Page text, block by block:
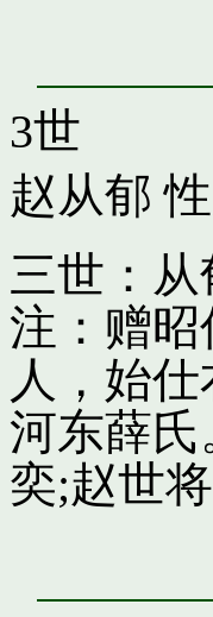
3世
赵从郁
三世：
注：赠
人，始
河东薛
奕;赵世